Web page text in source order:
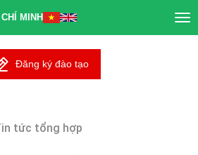
MINH
Đăng ký đào tạo
tức tổng hợp